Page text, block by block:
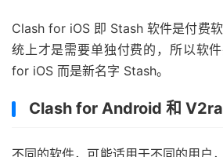
Clash for iOS 即 Stash 软件是付费
统上才是需要单独付费的，所以软
for iOS 而是新名字 Stash。
Clash for Android 和
不同的软件，可能适用于不同的用户